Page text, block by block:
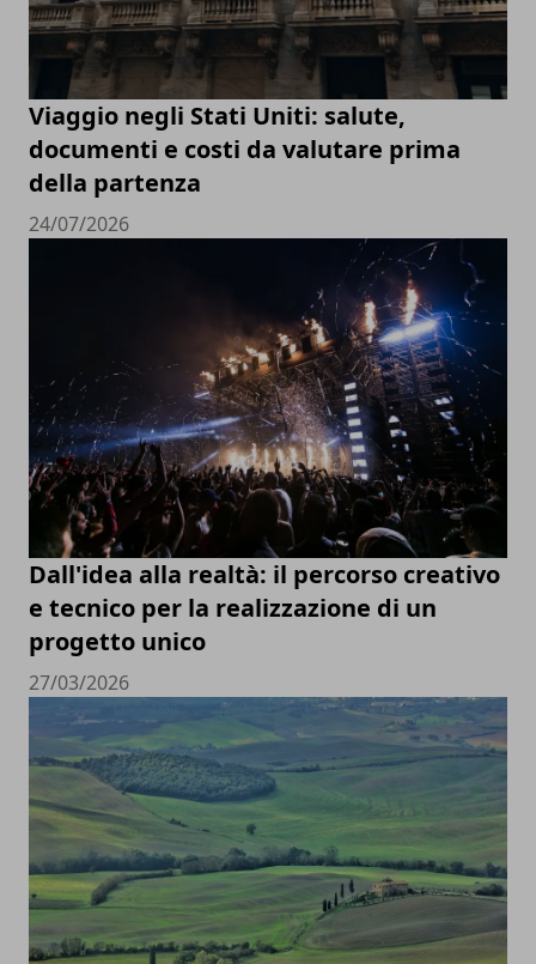
Viaggio negli Stati Uniti: salute,
documenti e costi da valutare prima
della partenza
24/07/2026
Dall'idea alla realtà: il percorso creativo
e tecnico per la realizzazione di un
progetto unico
27/03/2026